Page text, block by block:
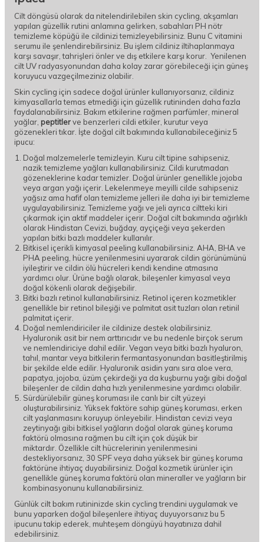
Cilt döngüsü olarak da nitelendirilebilen skin cycling, akşamları
yapılan güzellik rutini anlamına gelirken, sabahları PH nötr
temizleme köpüğü ile cildinizi temizleyebilirsiniz. Bunu C vitamini
serumu ile şenlendirebilirsiniz. Bu işlem cildiniz iltihaplanmaya
karşı savaşır, tahrişleri önler ve dış etkilere karşı korur. Yenilenen
cilt UV radyasyonundan daha kolay zarar görebileceği için güneş
koruyucu vazgeçilmeziniz olabilir.
Skin cycling için sadece doğal ürünler kullanıyorsanız, cildiniz
kimyasallarla temas etmediği için güzellik rutininden daha fazla
faydalanabilirsiniz. Bakım etkilerine rağmen parfümler, mineral
yağlar, peptitlerve benzerleri cildi etkiler, kurutur veya
gözenekleri tıkar. İşte doğal cilt bakımında kullanabileceğiniz 5
ipucu:
Doğal malzemelerle temizleyin. Kuru cilt tipine sahipseniz,
nazik temizleme yağları kullanabilirsiniz. Cildi kurutmadan
gözeneklerine kadar temizler. Doğal ürünler genellikle jojoba
veya argan yağı içerir. Lekelenmeye meyilli cilde sahipseniz
yağsız ama hafif olan temizleme jelleri ile daha iyi bir temizleme
uygulayabilirsiniz. Temizleme yağı ve jeli ayrıca ciltteki kiri
çıkarmak için aktif maddeler içerir. Doğal cilt bakımında ağırlıklı
olarak Hindistan Cevizi, buğday, ayçiçeği veya şekerden
yapılan bitki bazlı maddeler kullanılır.
Bitkisel içerikli kimyasal peeling kullanabilirsiniz. AHA, BHA ve
PHA peeling, hücre yenilenmesini uyararak cildin görünümünü
iyileştirir ve cildin ölü hücreleri kendi kendine atmasına
yardımcı olur. Ürüne bağlı olarak, bileşenler kimyasal veya
doğal kökenli olarak değişebilir.
Bitki bazlı retinol kullanabilirsiniz. Retinol içeren kozmetikler
genellikle bir retinol bileşiği ve palmitat asit tuzları olan retinil
palmitat içerir.
Doğal nemlendiriciler ile cildinize destek olabilirsiniz.
Hyaluronik asit bir nem arttırıcıdır ve bu nedenle birçok serum
ve nemlendiriciye dahil edilir. Vegan veya bitki bazlı hyaluron,
tahıl, mantar veya bitkilerin fermantasyonundan basitleştirilmiş
bir şekilde elde edilir. Hyaluronik asidin yanı sıra aloe vera,
papatya, jojoba, üzüm çekirdeği ya da kuşburnu yağı gibi doğal
bileşenler de cildin daha hızlı yenilenmesine yardımcı olabilir.
Sürdürülebilir güneş koruması ile canlı bir cilt yüzeyi
oluşturabilirsiniz. Yüksek faktöre sahip güneş koruması, erken
cilt yaşlanmasını koruyup önleyebilir. Hindistan cevizi veya
zeytinyağı gibi bitkisel yağların doğal olarak güneş koruma
faktörü olmasına rağmen bu cilt için çok düşük bir
miktardır. Özellikle cilt hücrelerinin yenilenmesini
destekliyorsanız, 30 SPF veya daha yüksek bir güneş koruma
faktörüne ihtiyaç duyabilirsiniz. Doğal kozmetik ürünler için
genellikle güneş koruma faktörü olan mineraller ve yağların bir
kombinasyonunu kullanabilirsiniz.
Günlük cilt bakım rutininizde skin cycling trendini uygulamak ve
bunu yaparken doğal bileşenlere ihtiyaç duyuyorsanız bu 5
ipucunu takip ederek, muhteşem döngüyü hayatınıza dahil
edebilirsiniz.